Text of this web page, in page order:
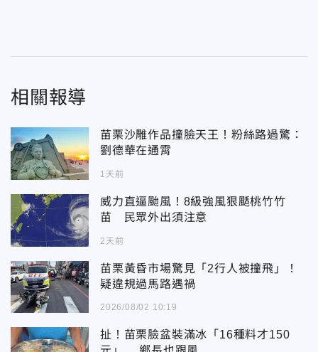
相關報導
苗栗沙雕作品撞臉天王！粉絲路過驚：
劉德華在通霄
1天前
威力直逼颱風！8級強風狠颳桃竹竹
苗 民眾外出須注意
2天前
苗栗黃昏市場驚見「2行人被撞飛」！
疑違規過馬路遇禍
2026/08/02 10:19
扯！苗栗臉盆裝滿冰「16種料才150